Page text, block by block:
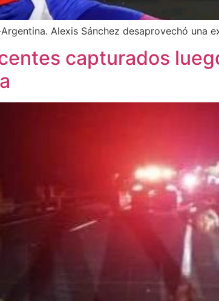
Alexis Sánchez desaprovechó
capturados